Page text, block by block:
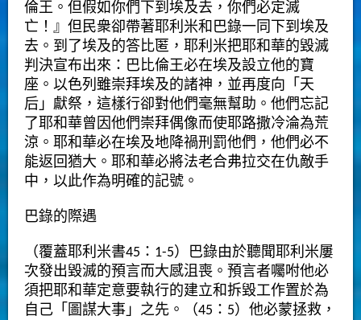
倫王。但假如你們下到埃及去，你們必定滅
亡！』但民衆卻帶著耶利米和巴錄一同下到埃及
去。到了埃及的答比匿，耶利米把耶和華的毀滅
判決宣布出來：巴比倫王必在埃及設立他的寶
座。以色列雖崇拜埃及的諸神，並再度向「天
后」獻祭，這樣行卻對他們毫無幫助。他們忘記
了耶和華曾因他們崇拜偶像而使耶路撒冷淪為荒
涼。耶和華必在埃及地降禍刑罰他們，他們必不
能返回猶大。耶和華必將法老合弗拉交在仇敵手
中，以此作為明確的記號。
巴錄的際遇
（覆蓋耶利米書45：1-5）巴錄由於聽聞耶利米屢
次發出毀滅的預言而大感沮喪。預言者囑咐他必
須把耶和華定意要執行的建立和拆毀工作置於為
自己「圖謀大事」之先。（45：5）他必蒙拯救，